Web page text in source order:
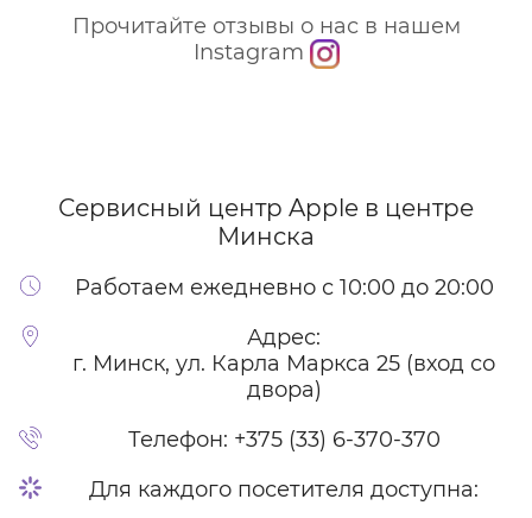
Прочитайте отзывы о нас в нашем
Instagram
Сервисный центр Apple в центре
Минска
Работаем ежедневно с 10:00 до 20:00
Адрес:
г. Минск, ул. Карла Маркса 25 (вход со
двора)
Телефон: +375 (33) 6-370-370
Для каждого посетителя доступна: